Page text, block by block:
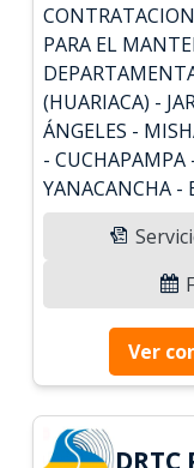
PARA EL
(HUARIACA) -
ÁNGELES -
-
YANACANCHA -
Ver